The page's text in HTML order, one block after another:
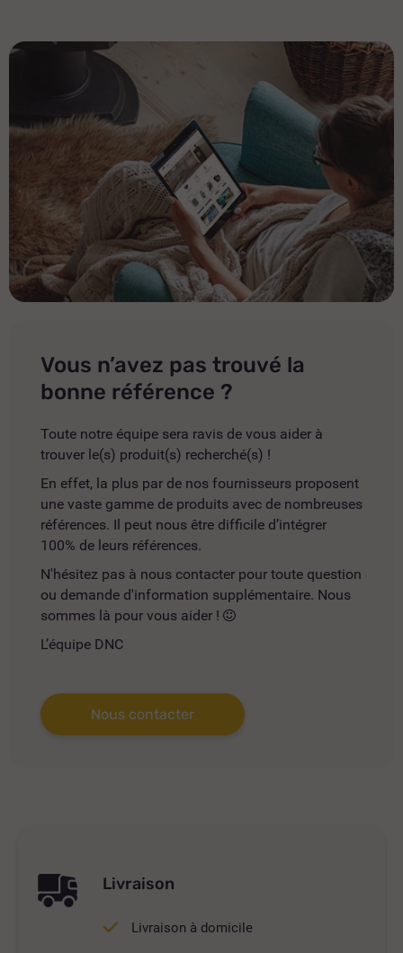
Vous n’avez pas trouvé la
bonne référence ?
Toute notre équipe sera ravis de vous aider à
trouver le(s) produit(s) recherché(s) !
En effet, la plus par de nos fournisseurs proposent
une vaste gamme de produits avec de nombreuses
références. Il peut nous être difficile d’intégrer
100% de leurs références.
N'hésitez pas à nous contacter pour toute question
ou demande d'information supplémentaire. Nous
sommes là pour vous aider !
L’équipe DNC
Nous contacter
Livraison
Livraison à domicile